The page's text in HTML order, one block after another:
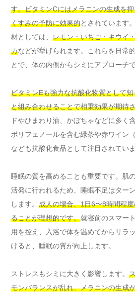
す。ビタミンCにはメラニンの生成を
くすみの予防に効果的とされています
材としては、 レモン・いちご・キウイ
カなどが挙げられます。これらを日常
とで、体の内側からシミにアプローチで
ビタミンEも強力な抗酸化物質として
と組み合わせることで相乗効果が期待
ドやひまわり油、かぼちゃなどに多く
ポリフェノールを含む緑茶や赤ワイン
なども抗酸化食品として注目されていま
睡眠の質を高めることも重要です。肌
活発に行われるため、睡眠不足はター
します。 成人の場合、1日6〜8時間程
ることが理想的です。就寝前のスマー
用を控え、入浴で体を温めてからリラ
けると、睡眠の質が向上します。
ストレスもシミに大きく影響します。
モンバランスが乱れ、メラニンの生成